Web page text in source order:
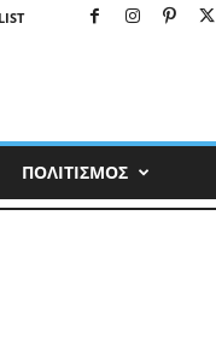
ΠΟΛΙΤΙΣΜΟΣ